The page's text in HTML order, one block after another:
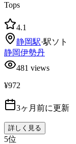
Tops
4.1
静岡駅·駅ソト
静岡伊勢丹
481 views
¥972
3ヶ月前に更新
詳しく見る
5位